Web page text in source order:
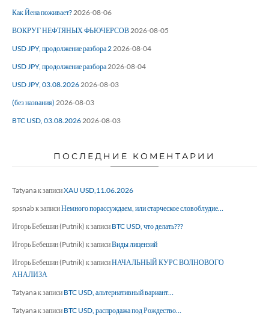
Как Йена поживает?2026-08-06
ВОКРУГ НЕФТЯНЫХ ФЬЮЧЕРСОВ2026-08-05
USD JPY, продолжение разбора 22026-08-04
USD JPY, продолжение разбора2026-08-04
USD JPY, 03.08.20262026-08-03
(без названия) 2026-08-03
BTC USD, 03.08.20262026-08-03
ПОСЛЕДНИЕ КОМЕНТАРИИ
Tatyanaк записиXAU USD,11.06.2026
spsnabк записиНемного порассуждаем, или старческое словоблудие…
Игорь Бебешин (Putnik) к записи BTC USD, что делать???
Игорь Бебешин (Putnik) к записиВиды лицензий
Игорь Бебешин (Putnik) к записиНАЧАЛЬНЫЙ КУРС ВОЛНОВОГО
АНАЛИЗА
Tatyanaк записи BTC USD, альтернативный вариант…
Tatyanaк записи BTC USD, распродажа под Рождество…